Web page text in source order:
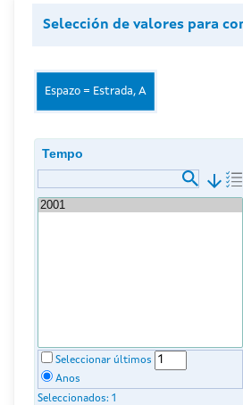
Selección de valores para
Espazo = Estrada, A
Tempo
arrow_downward
Seleccionar últimos
Anos
Seleccionados: 1